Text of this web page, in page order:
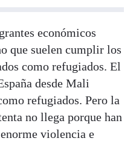
económicos
que suelen cumplir los
como refugiados. El
desde Mali
refugiados. Pero la
no llega porque han
violencia e